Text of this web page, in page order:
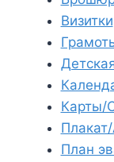
Визитки
Карты/
План